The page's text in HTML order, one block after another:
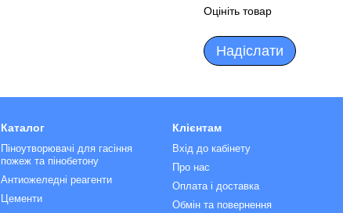
Оцініть товар
Надіслати
Каталог
Піноутворювачі для гасіння
пожеж та пінобетону
Антиожеледні реагенти
Цементи
Клієнтам
Вхід до кабінету
Про нас
Оплата і доставка
Обмін та повернення